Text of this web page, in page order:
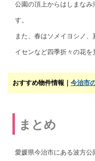
公園の頂上からはしまな
す。
また、春はソメイヨシノ
イセンなど四季折々の花を
おすすめ物件情報｜ 今治市
まとめ
愛媛県今治市にある波方